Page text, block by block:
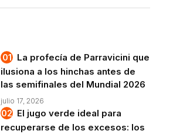
La profecía de Parravicini que
ilusiona a los hinchas antes de
las semifinales del Mundial 2026
julio 17, 2026
El jugo verde ideal para
recuperarse de los excesos: los